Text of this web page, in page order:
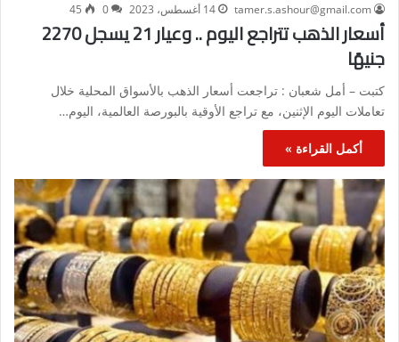
tamer.s.ashour@gmail.com 14 أغسطس، 2023 0
45
أسعار الذهب تتراجع اليوم .. وعيار 21 يسجل 2270
جنيهًا
كتبت – أمل شعبان : تراجعت أسعار الذهب بالأسواق المحلية خلال
تعاملات اليوم الإثنين، مع تراجع الأوقية بالبورصة العالمية، اليوم…
أكمل القراءة »